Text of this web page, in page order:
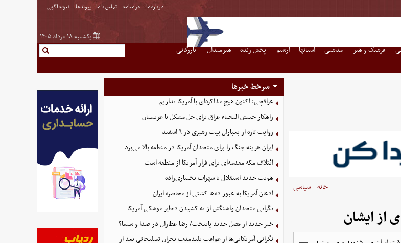
درباره ما مرامنامه تماس با ما پیوندها تعرفه اگهی
یکشنبه ۱۸ مرداد ۱۴۰۵
فرهنگ و هنر مذهبی استانها آرشیو پخش زنده هنرمندان
بازرگانی
خانه | سیاسی
از ایشان
سرخط خبرها
عراقچی: اکنون هیچ مذاکره‌ای با آمریکا نداریم
راهکار جنبش النجباء عراق برای حل مشکل با عربستان
روایت تازه از بمباران بیت رهبری در ۹ اسفند
ایران هزینه جنگ را برای متحدان آمریکا در منطقه بالا می‌برد
ائتلاف مکه مقدمه‌ای برای فرار آمریکا از منطقه است
هویت جدید استقلال با سهراب بختیاری‌زاده
اذعان آمریکا به عبور ده‌ها کشتی از محاصره ایران
نگرانی متحدان واشنگتن از ته کشیدن ذخایر موشکی آمریکا
خبر جدید از فصل جدید پایتخت/ رضا عطاران در صدا و سیما؟
نگرانی آمریکایی‌ها از عواقب بلندمدت بحران تسلیحاتی بعد از